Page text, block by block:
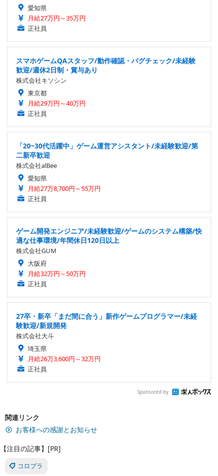
愛知県
月給27万円～35万円
正社員
スマホゲームQAスタッフ/動作確認・バグチェック/未経験
歓迎/週休2日制・賞与あり
株式会社キソシン
東京都
月給29万円～40万円
正社員
「20~30代活躍中」ゲーム運営アシスタント/未経験歓迎/第
二新卒歓迎
株式会社alBee
愛知県
月給27万8,700円～55万円
正社員
ゲーム開発エンジニア/未経験歓迎/ゲームのシステム構築/快
適な仕事環境/年間休日120日以上
株式会社GUM
大阪府
月給32万円～50万円
正社員
27卒・新卒「まだ間に合う」新作ゲームプログラマー/未経
験歓迎/新規開発
株式会社大斗
埼玉県
月給26万3,600円～32万円
正社員
Sponsored by
関連リンク
お客様への感謝とお知らせ
【注目の記事】[PR]
コロプラ